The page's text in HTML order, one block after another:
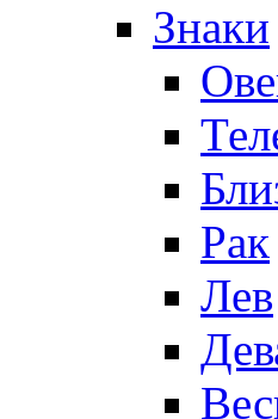
Знаки
Рак
Лев